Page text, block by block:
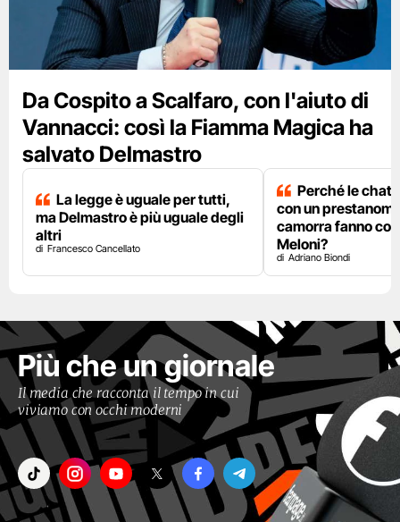
Da Cospito a Scalfaro, con l'aiuto di
Vannacci: così la Fiamma Magica ha
salvato Delmastro
La legge è uguale per tutti,
ma Delmastro è più uguale degli
altri
Francesco Cancellato
Perché le chat
con un
camorra fanno
Meloni?
Adriano Biondi
Più che un giornale
Il media che racconta il tempo in cui
viviamo con occhi moderni